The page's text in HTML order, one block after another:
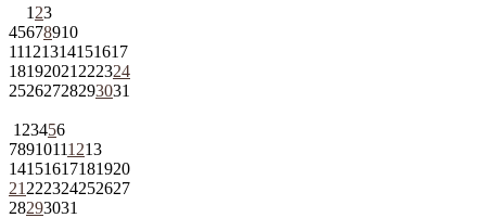
1 23
45678910
11121314151617
18192021 222324
25262728293031
1 23456
78910111213
14151617181920
21 222324252627
28293031